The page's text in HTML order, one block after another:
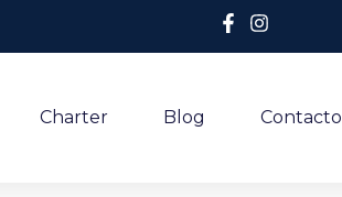
Charter Blog Contacto